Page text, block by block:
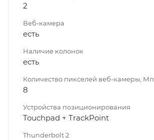
2
Веб-камера
есть
Наличие колонок
есть
Количество пикселей веб-камеры, Мп
8
Устройства позиционирования
Touchpad + TrackPoint
Thunderbolt 2